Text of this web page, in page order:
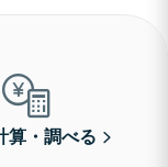
算・調べる